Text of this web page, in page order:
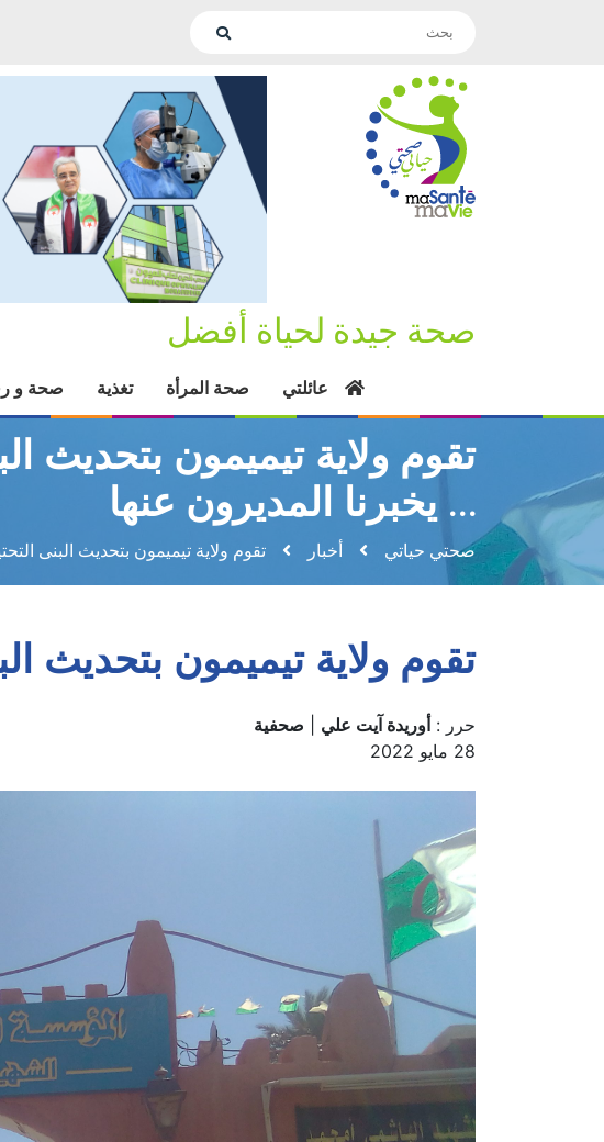
صحة جيدة لحياة أفضل
عائلتي صحة المرأة تغذية صحة و
تقوم ولاية تيميمون بتحديث
… يخبرنا المديرون عنها
صحتي حياتي أخبار تقوم ولاية تيميمون بتحديث البنى
تقوم ولاية تيميمون بتحديث
حرر : أوريدة آيت علي
صحفية
28 مايو 2022